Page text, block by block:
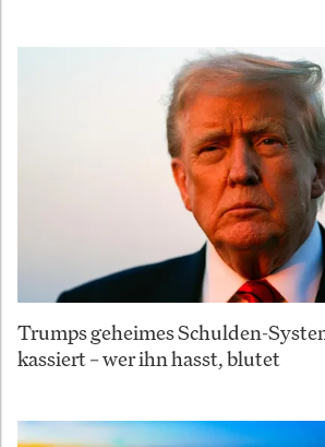
Trumps geheimes Schulden-
kassiert – wer ihn hasst, blutet